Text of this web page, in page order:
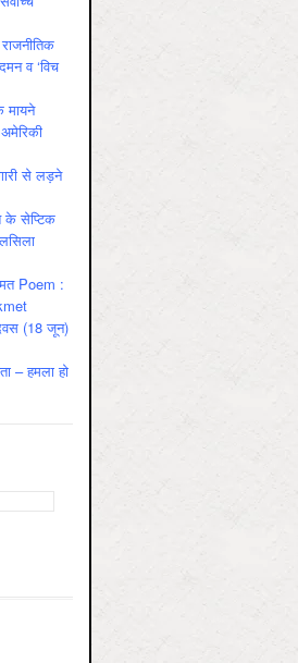
व ‘विच
मायने
से लड़ने
के सेप्टिक
Poem :
(18 जून)
– हमला हो